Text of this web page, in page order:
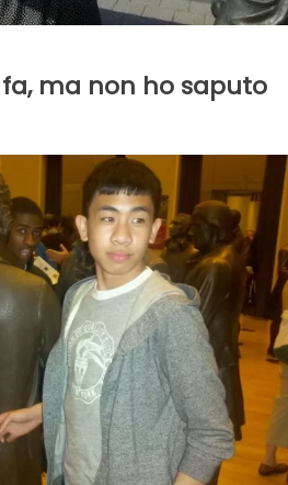
fa, ma non ho saputo